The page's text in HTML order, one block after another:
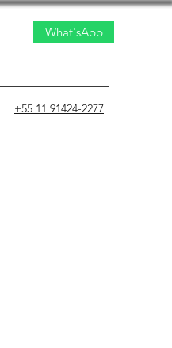
What'sApp
+55 11 91424-2277